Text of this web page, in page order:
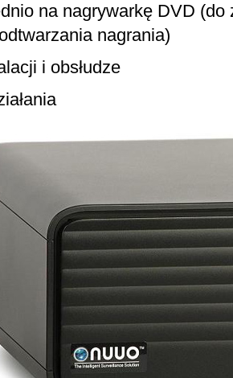
na nagrywarkę DVD (do
nagrania)
i obsłudze